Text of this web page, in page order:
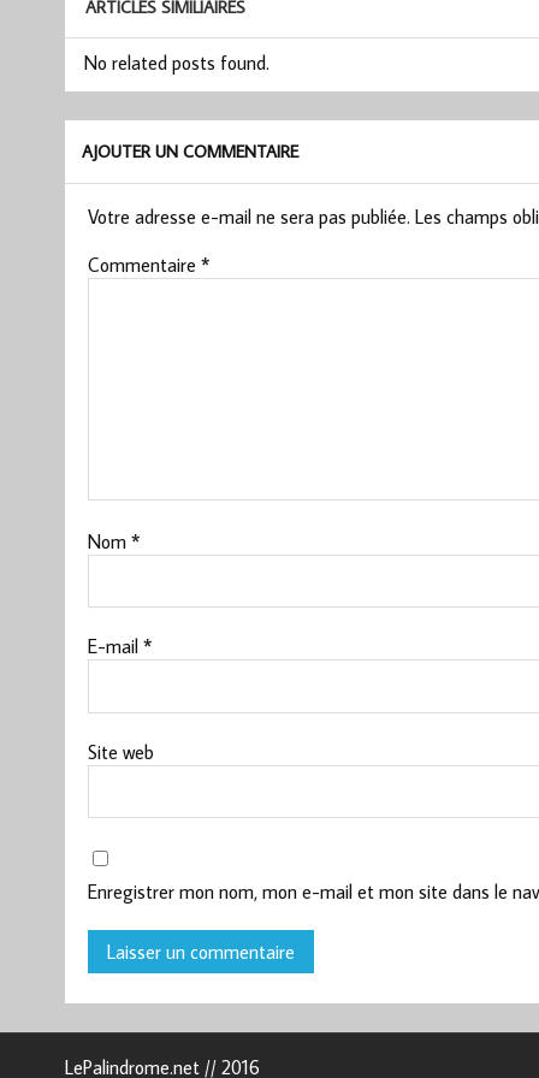
ARTICLES SIMILIAIRES
No related posts found.
AJOUTER UN COMMENTAIRE
Votre adresse e-mail ne sera pas publiée. Les champs
Commentaire *
Nom *
E-mail *
Site web
Enregistrer mon nom, mon e-mail et mon site dans le
LePalindrome.net // 2016